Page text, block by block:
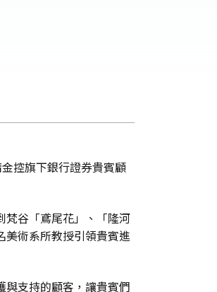
控旗下銀行證券貴賓顧
梵谷「鳶尾花」、「隆河
術系所教授引領貴賓進
支持的顧客，讓貴賓們